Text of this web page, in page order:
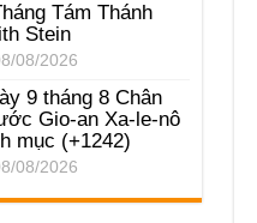
Tám Thánh
Stein
08/2026
9 tháng 8 Chân
Gio-an Xa-le-nô
mục (+1242)
08/2026